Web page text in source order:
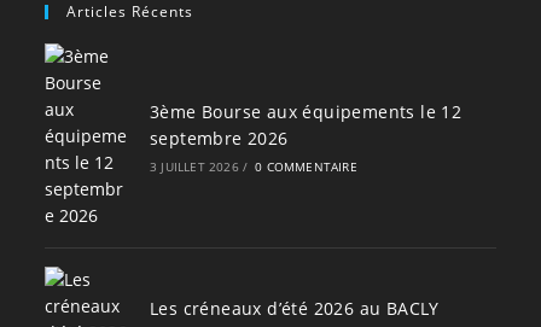
Articles Récents
3ème Bourse aux équipements le 12
septembre 2026
3 JUILLET 2026 / 0 COMMENTAIRE
Les créneaux d’été 2026 au BACLY